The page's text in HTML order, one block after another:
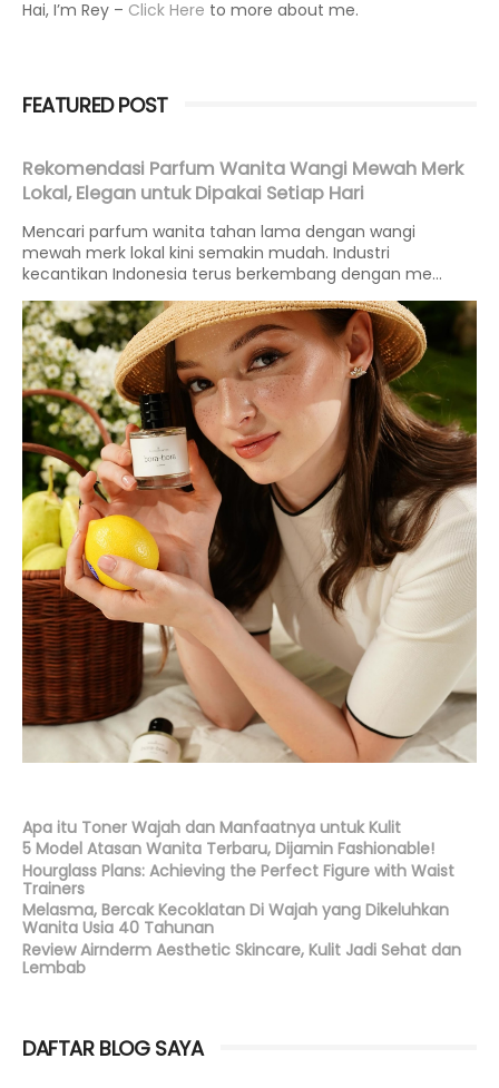
Hai, I’m Rey – Click Here to more about me.
FEATURED POST
Rekomendasi Parfum Wanita Wangi Mewah Merk
Lokal, Elegan untuk Dipakai Setiap Hari
Mencari parfum wanita tahan lama dengan wangi
mewah merk lokal kini semakin mudah. Industri
kecantikan Indonesia terus berkembang dengan me...
Apa itu Toner Wajah dan Manfaatnya untuk Kulit
5 Model Atasan Wanita Terbaru, Dijamin Fashionable!
Hourglass Plans: Achieving the Perfect Figure with Waist
Trainers
Melasma, Bercak Kecoklatan Di Wajah yang Dikeluhkan
Wanita Usia 40 Tahunan
Review Airnderm Aesthetic Skincare, Kulit Jadi Sehat dan
Lembab
DAFTAR BLOG SAYA